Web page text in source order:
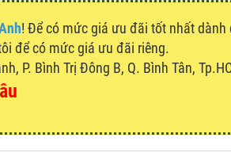
! Để có mức giá ưu đãi tốt nhất
để có mức giá ưu đãi riêng.
P. Bình Trị Đông B, Q. Bình Tân,